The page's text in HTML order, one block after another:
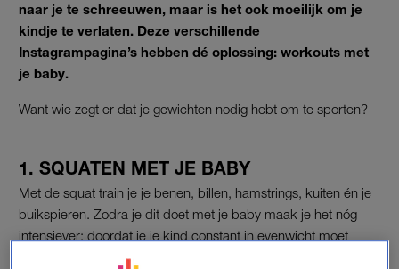
naar je te schreeuwen, maar is het ook moeilijk om je
kindje te verlaten. Deze verschillende
Instagrampagina’s hebben dé oplossing: workouts met
je baby.
Want wie zegt er dat je gewichten nodig hebt om te sporten?
1. SQUATEN MET JE BABY
Met de squat train je je benen, billen, hamstrings, kuiten én je
buikspieren. Zodra je dit doet met je baby maak je het nóg
intensiever: doordat je je kind constant in evenwicht moet
houden, gebruik je een grote hoeveelheid van de buikspieren.